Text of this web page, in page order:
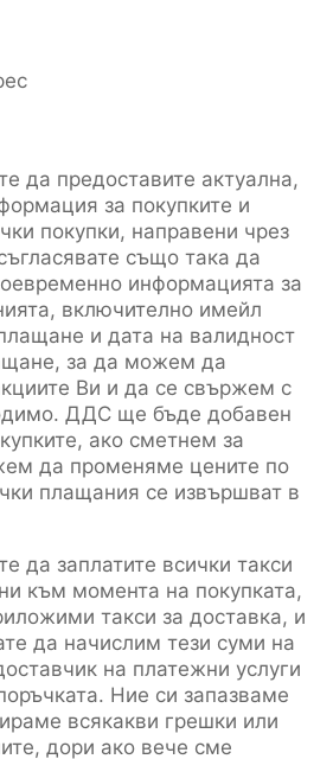
да предоставите актуална,
за покупките и
покупки, направени чрез
също така да
информацията за
включително имейл
и дата на валидност
за да можем да
Ви и да се свържем с
ДДС ще бъде добавен
ако сметнем за
да променяме цените по
плащания се извършват в
да заплатите всички такси
към момента на покупката,
такси за доставка, и
да начислим тези суми на
на платежни услуги
Ние си запазваме
всякакви грешки или
дори ако вече сме